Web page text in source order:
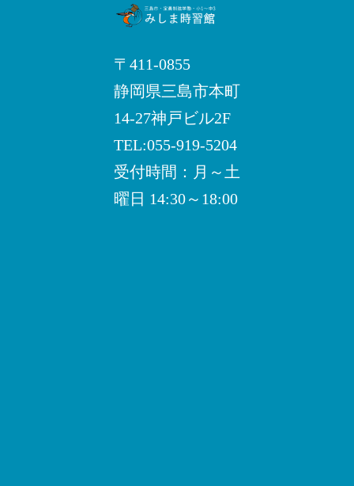
〒411-0855
静岡県三島市本町
14-27神戸ビル2F
TEL:055-919-5204
受付時間：月～土
曜日 14:30～18:00